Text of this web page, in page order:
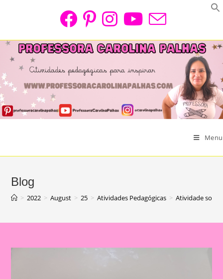
Menu
Blog
> 2022 > August > 25 > Atividades Pedagógicas > Atividade